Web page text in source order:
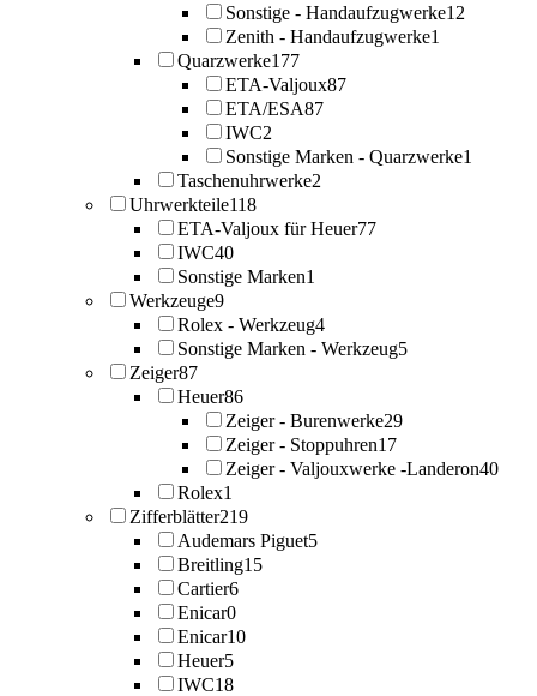
Sonstige - Handaufzugwerke12
Zenith - Handaufzugwerke1
Quarzwerke177
ETA-Valjoux87
ETA/ESA87
IWC2
Sonstige Marken - Quarzwerke1
Taschenuhrwerke2
Uhrwerkteile118
ETA-Valjoux für Heuer77
IWC40
Sonstige Marken1
Werkzeuge9
Rolex - Werkzeug4
Sonstige Marken - Werkzeug5
Zeiger87
Heuer86
Zeiger - Burenwerke29
Zeiger - Stoppuhren17
Zeiger - Valjouxwerke -Landeron40
Rolex1
Zifferblätter219
Audemars Piguet5
Breitling15
Cartier6
Enicar0
Enicar10
Heuer5
IWC18